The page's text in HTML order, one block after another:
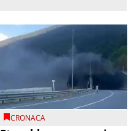
CRONACA